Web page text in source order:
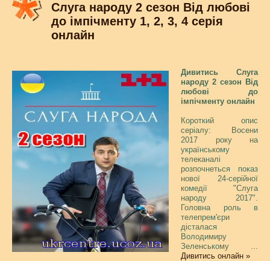
Слуга народу 2 сезон Від любові
до імпічменту 1, 2, 3, 4 серія
онлайн
Дивитись Слуга
народу 2 сезон Від
любові до
імпічменту онлайн
Короткий опис
серіалу: Восени
2017 року на
українському
телеканалі
розпочнеться показ
нової 24-серійної
комедії "Слуга
народу 2017".
Головна роль в
телепрем'єри
дісталася
Володимиру
Зеленському ...
Дивитись онлайн »